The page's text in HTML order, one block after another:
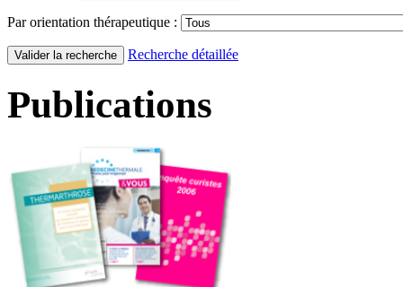
Par orientation thérapeutique :
Recherche détaillée
Publications